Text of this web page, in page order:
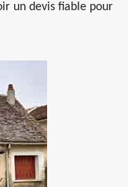
un devis fiable pour